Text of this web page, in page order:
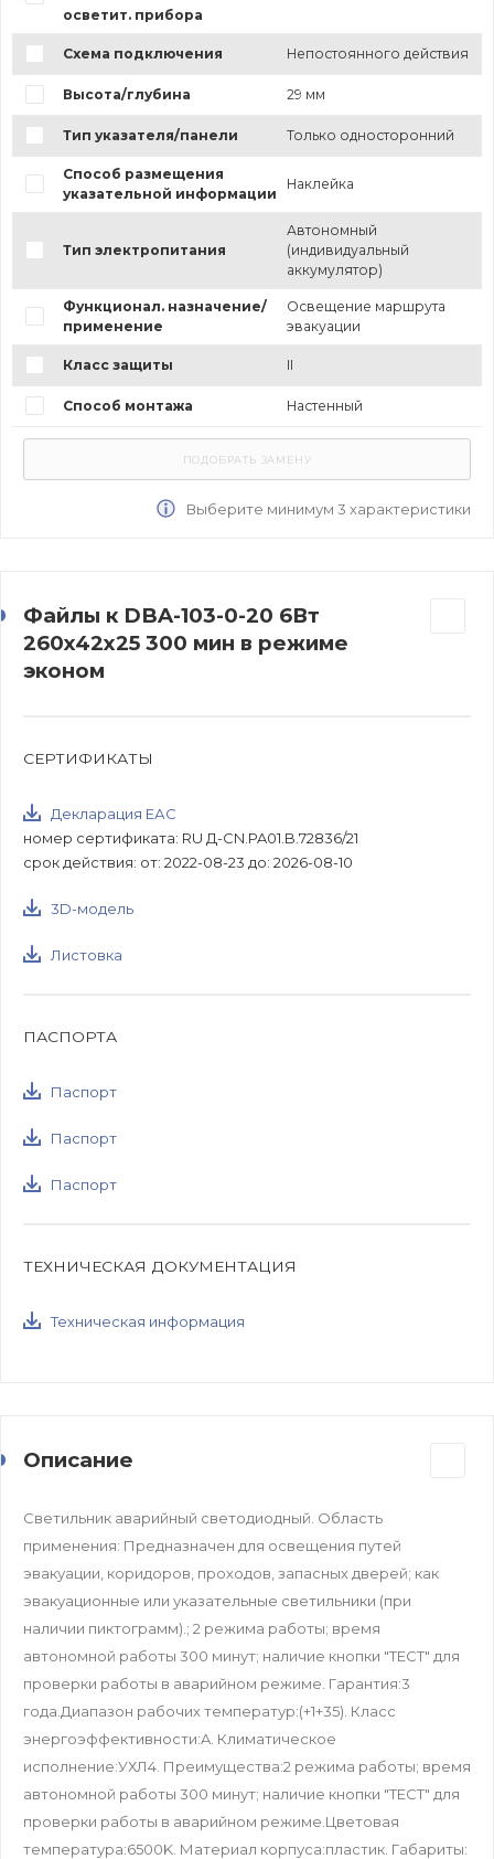
осветит. прибора
Схема подключения Непостоянного действия
Высота/глубина 29 мм
Тип указателя/панели Только односторонний
Способ размещения
указательной информации
Наклейка
Тип электропитания
Автономный
(индивидуальный
аккумулятор)
Функционал. назначение/
применение
Освещение маршрута
эвакуации
Класс защиты II
Способ монтажа Настенный
Выберите минимум 3 характеристики
Файлы к DBA-103-0-20 6Вт
260x42x25 300 мин в режиме
эконом
СЕРТИФИКАТЫ
Декларация ЕАС
номер сертификата: RU Д-CN.PA01.B.72836/21
срок действия: от: 2022-08-23 до: 2026-08-10
3D-модель
Листовка
ПАСПОРТА
Паспорт
Паспорт
Паспорт
ТЕХНИЧЕСКАЯ ДОКУМЕНТАЦИЯ
Техническая информация
Описание
Светильник аварийный светодиодный. Область
применения: Предназначен для освещения путей
эвакуации, коридоров, проходов, запасных дверей; как
эвакуационные или указательные светильники (при
наличии пиктограмм).; 2 режима работы; время
автономной работы 300 минут; наличие кнопки "ТЕСТ" для
проверки работы в аварийном режиме. Гарантия:3
года.Диапазон рабочих температур:(+1+35). Класс
энергоэффективности:A. Климатическое
исполнение:УХЛ4. Преимущества:2 режима работы; время
автономной работы 300 минут; наличие кнопки "ТЕСТ" для
проверки работы в аварийном режиме.Цветовая
температура:6500K. Материал корпуса:пластик. Габариты: